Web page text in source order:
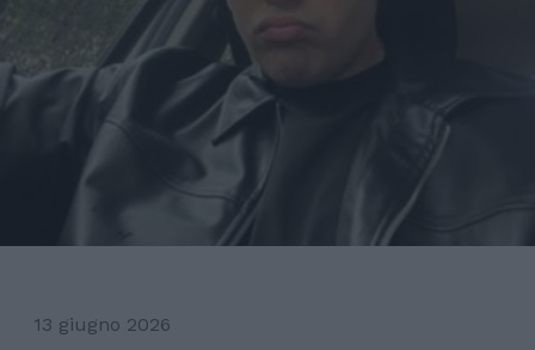
13 giugno 2026